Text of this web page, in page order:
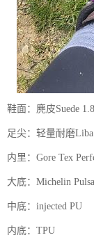
鞋面：麂皮Suede
足尖：轻量耐磨
内里：Gore Tex
大底：Michelin
中底：injected PU
内底：TPU